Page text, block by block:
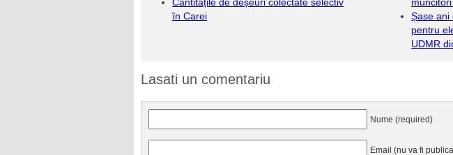
în Carei
Șase ani
pentru
UDMR
Lasati un comentariu
Nume (required)
Email (nu va fi